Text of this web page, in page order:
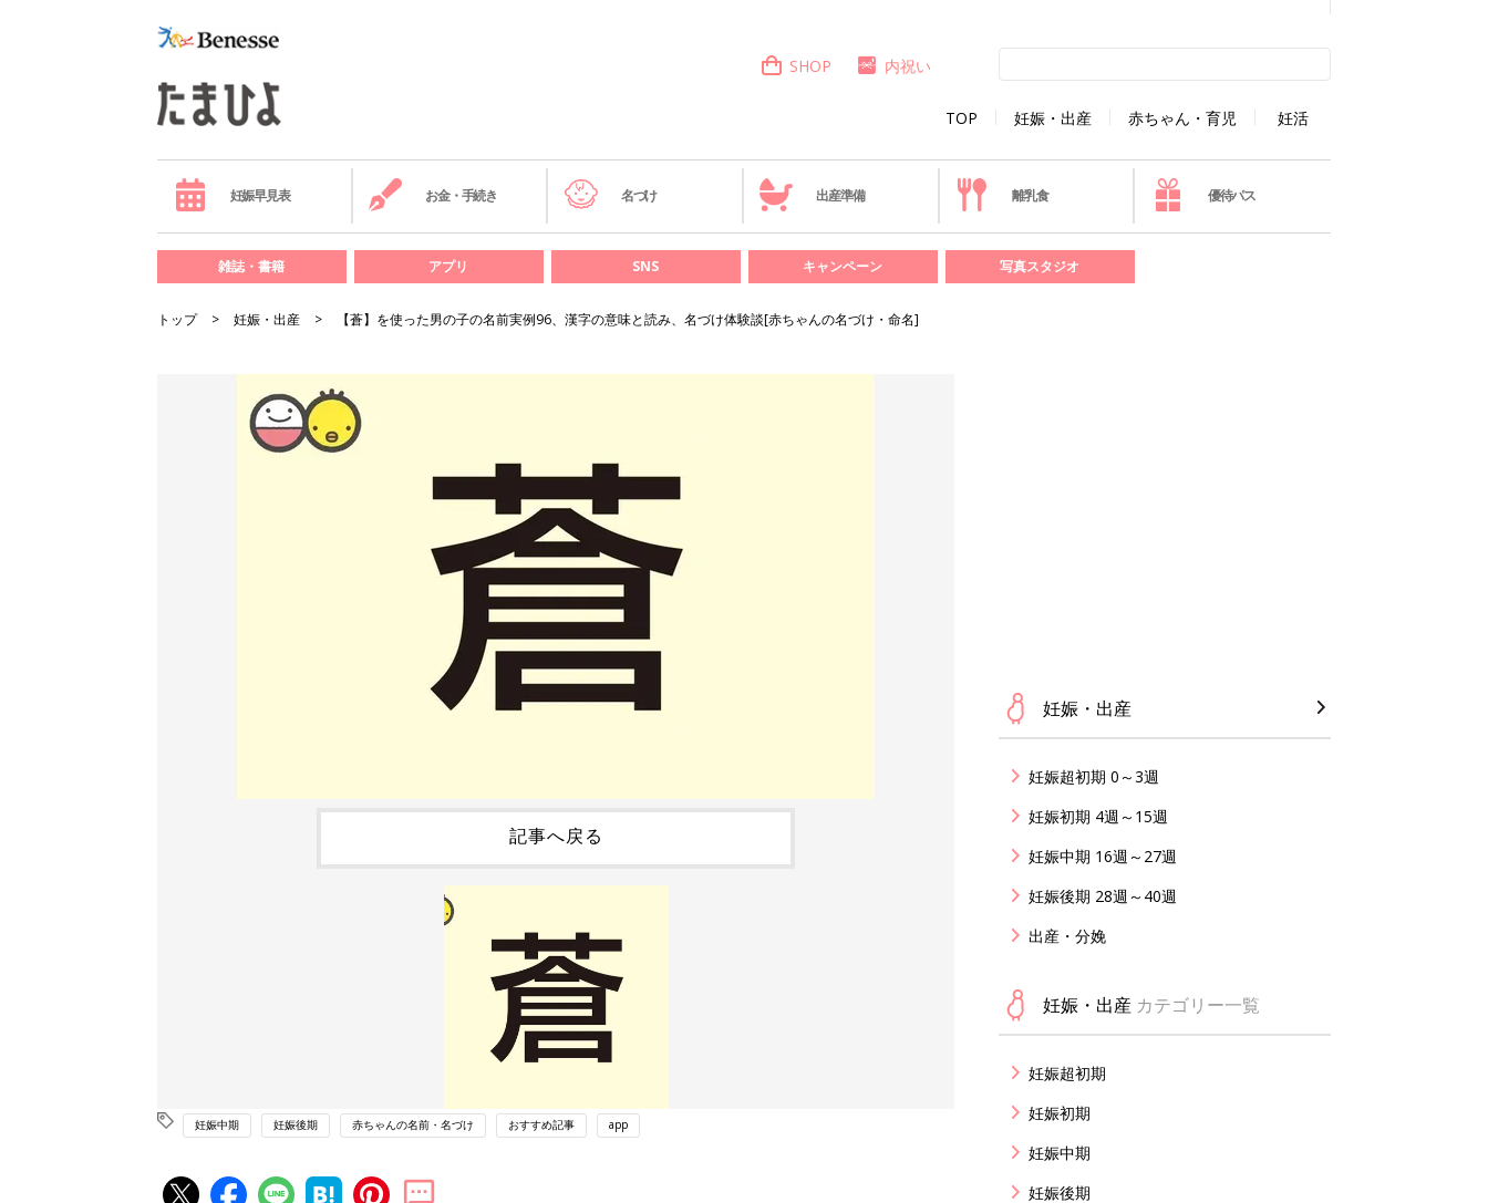
TOP 妊娠・出産 赤ちゃん・育児 妊活
SHOP 内祝い
妊娠早見表 お金・手続き 名づけ 出産準備 離乳食 優待パス
雑誌・書籍 アプリ SNS キャンペーン 写真スタジオ
トップ 妊娠・出産 【蒼】を使った男の子の名前実例96、漢字の意味と読み、名づけ体験談[赤ちゃんの名づけ・命名]
記事へ戻る
妊娠中期 妊娠後期 赤ちゃんの名前・名づけ おすすめ記事 app
妊娠・出産
妊娠超初期 0～3週
妊娠初期 4週～15週
妊娠中期 16週～27週
妊娠後期 28週～40週
出産・分娩
妊娠・出産 カテゴリー一覧
妊娠超初期
妊娠初期
妊娠中期
妊娠後期